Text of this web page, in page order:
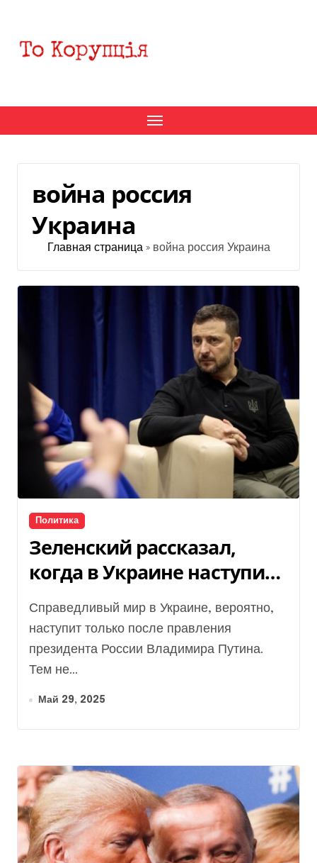
содержанию
война россия
Украина
Главная страница» война россия Украина
Политика
Зеленский рассказал,
когда в Украине наступит
мир
Справедливый мир в Украине, вероятно,
наступит только после правления
президента России Владимира Путина.
Тем не...
Май 29, 2025